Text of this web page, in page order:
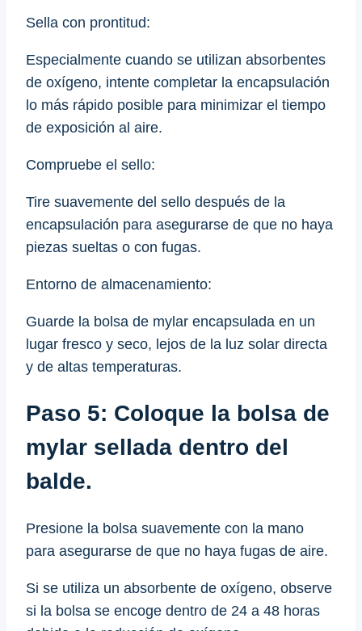
Sella con prontitud:
Especialmente cuando se utilizan absorbentes
de oxígeno, intente completar la encapsulación
lo más rápido posible para minimizar el tiempo
de exposición al aire.
Compruebe el sello:
Tire suavemente del sello después de la
encapsulación para asegurarse de que no haya
piezas sueltas o con fugas.
Entorno de almacenamiento:
Guarde la bolsa de mylar encapsulada en un
lugar fresco y seco, lejos de la luz solar directa
y de altas temperaturas.
Paso 5: Coloque la bolsa de
mylar sellada dentro del
balde.
Presione la bolsa suavemente con la mano
para asegurarse de que no haya fugas de aire.
Si se utiliza un absorbente de oxígeno, observe
si la bolsa se encoge dentro de 24 a 48 horas